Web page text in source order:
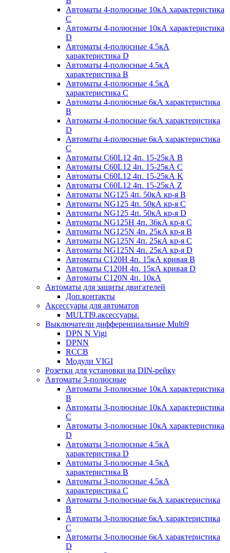
Автоматы 4-полюсные 10кА характеристика
C
Автоматы 4-полюсные 10кА характеристика
D
Автоматы 4-полюсные 4.5кА
характеристика D
Автоматы 4-полюсные 4.5кА
характеристика В
Автоматы 4-полюсные 4.5кА
характеристика С
Автоматы 4-полюсные 6кА характеристика
B
Автоматы 4-полюсные 6кА характеристика
D
Автоматы 4-полюсные 6кА характеристика
С
Автоматы C60L12 4п. 15-25кА B
Автоматы C60L12 4п. 15-25кА C
Автоматы C60L12 4п. 15-25кА K
Автоматы C60L12 4п. 15-25кА Z
Автоматы NG125 4п. 50кА кр-я B
Автоматы NG125 4п. 50кА кр-я C
Автоматы NG125 4п. 50кА кр-я D
Автоматы NG125H 4п. 36кА кр-я C
Автоматы NG125N 4п. 25кА кр-я B
Автоматы NG125N 4п. 25кА кр-я C
Автоматы NG125N 4п. 25кА кр-я D
Автоматы С120H 4п. 15кА кривая B
Автоматы С120H 4п. 15кА кривая D
Автоматы С120N 4п. 10кА
Автоматы для защиты двигателей
Доп.контакты
Аксессуары для автоматов
MULTI9.аксессуары.
Выключатели дифференциальные Multi9
DPN N Vigi
DPNN
RCCB
Модули VIGI
Розетки для установки на DIN-рейку
Автоматы 3-полюсные
Автоматы 3-полюсные 10кА характеристика
B
Автоматы 3-полюсные 10кА характеристика
C
Автоматы 3-полюсные 10кА характеристика
D
Автоматы 3-полюсные 4.5кА
характеристика D
Автоматы 3-полюсные 4.5кА
характеристика В
Автоматы 3-полюсные 4.5кА
характеристика С
Автоматы 3-полюсные 6кА характеристика
B
Автоматы 3-полюсные 6кА характеристика
C
Автоматы 3-полюсные 6кА характеристика
D